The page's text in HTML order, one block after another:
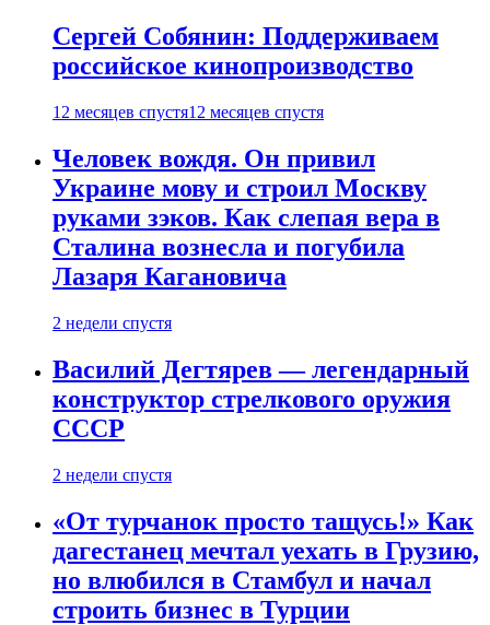
Сергей Собянин: Поддерживаем
российское кинопроизводство
12 месяцев спустя12 месяцев спустя
Человек вождя. Он привил
Украине мову и строил Москву
руками зэков. Как слепая вера в
Сталина вознесла и погубила
Лазаря Кагановича
2 недели спустя
Василий Дегтярев — легендарный
конструктор стрелкового оружия
СССР
2 недели спустя
«От турчанок просто тащусь!» Как
дагестанец мечтал уехать в Грузию,
но влюбился в Стамбул и начал
строить бизнес в Турции